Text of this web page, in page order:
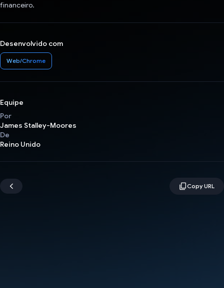
financeiro.
Desenvolvido com
Web/Chrome
Equipe
Por
James Stalley-Moores
De
Reino Unido